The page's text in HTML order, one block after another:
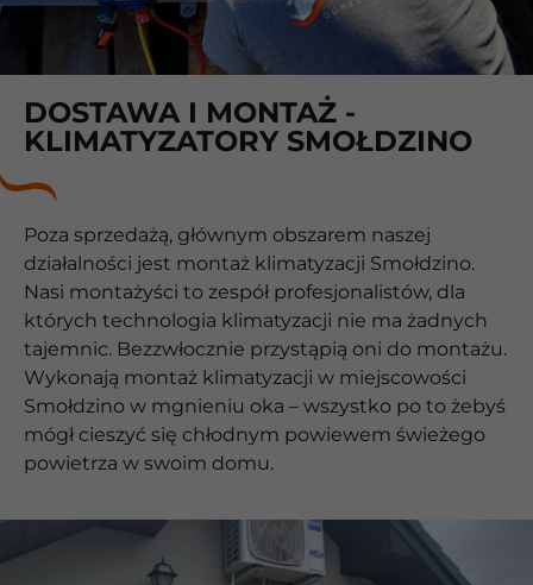
DOSTAWA I MONTAŻ -
KLIMATYZATORY SMOŁDZINO
Poza sprzedażą, głównym obszarem naszej
działalności jest montaż klimatyzacji Smołdzino.
Nasi montażyści to zespół profesjonalistów, dla
których technologia klimatyzacji nie ma żadnych
tajemnic. Bezzwłocznie przystąpią oni do montażu.
Wykonają montaż klimatyzacji w miejscowości
Smołdzino w mgnieniu oka – wszystko po to żebyś
mógł cieszyć się chłodnym powiewem świeżego
powietrza w swoim domu.